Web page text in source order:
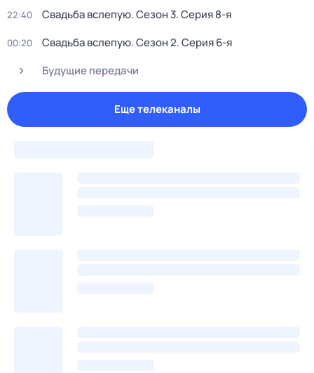
22:40 Свадьба вслепую. Сезон 3. Серия 8-я
00:20 Свадьба вслепую. Сезон 2. Серия 6-я
Будущие передачи
Еще телеканалы